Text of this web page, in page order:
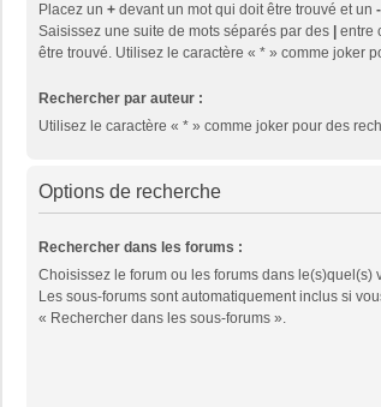
Placez un + devant un mot qui doit être trouvé et un -
Saisissez une suite de mots séparés par des
entre
être trouvé. Utilisez le caractère « * » comme joker
Rechercher par auteur :
Utilisez le caractère « * » comme joker pour des
Options de recherche
Rechercher dans les forums :
Choisissez le forum ou les forums dans le(s)quel(s)
Les sous-forums sont automatiquement inclus si
« Rechercher dans les sous-forums ».